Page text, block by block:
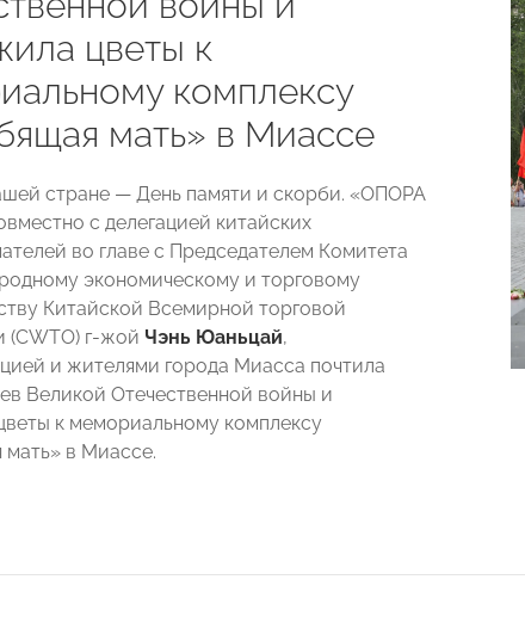
цветы к
комплексу
мать» в Миассе
стране — День памяти и скорби. «ОПОРА
с делегацией китайских
во главе с Председателем Комитета
экономическому и торговому
Китайской Всемирной торговой
(CWTO) г-жой Чэнь Юаньцай,
и жителями города Миасса почтила
Великой Отечественной войны и
к мемориальному комплексу
в Миассе.